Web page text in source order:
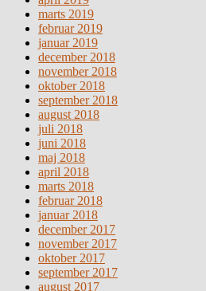
marts 2019
februar 2019
januar 2019
december 2018
november 2018
oktober 2018
september 2018
august 2018
juli 2018
juni 2018
maj 2018
april 2018
marts 2018
februar 2018
januar 2018
december 2017
november 2017
oktober 2017
september 2017
august 2017